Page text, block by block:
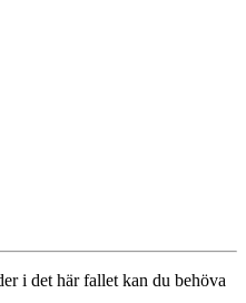
i det här fallet kan du behöva